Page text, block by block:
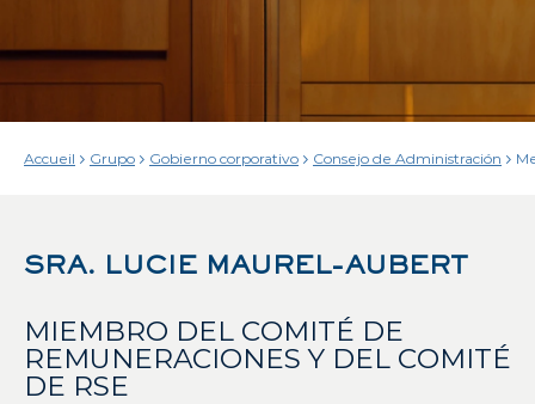
Accueil Grupo Gobierno corporativo Consejo de Administración
SRA. LUCIE MAUREL-AUBERT
MIEMBRO DEL COMITÉ DE
REMUNERACIONES Y DEL COMITÉ
DE RSE